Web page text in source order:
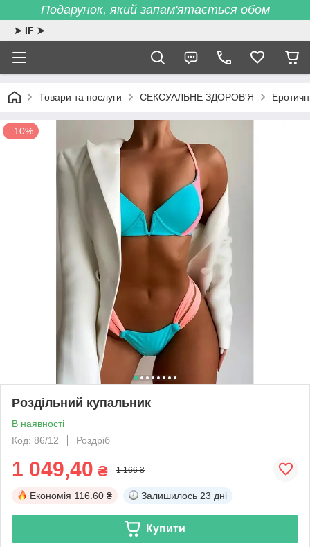
Подарунок, який запам'ятається обом
➤ IF ➤
Товари та послуги СЕКСУАЛЬНЕ ЗДОРОВ'Я
–10%
Роздільний купальник
В наявності
Код: 86/12
Роздріб
1 049,40 ₴ 1 166 ₴
Економія 116.60 ₴ Залишилось 23 дні
Купити